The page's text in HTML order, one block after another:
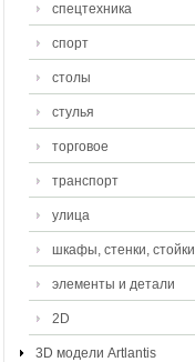
спецтехника
спорт
столы
стулья
торговое
транспорт
улица
шкафы, стенки, стойки
элементы и детали
2D
3D модели Artlantis